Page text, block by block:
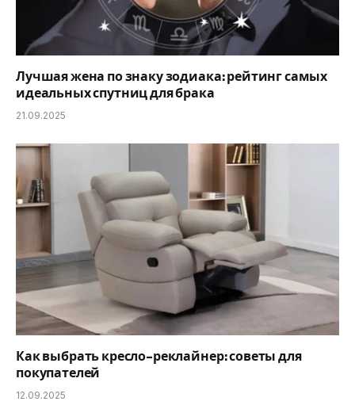
Лучшая жена по знаку зодиака: рейтинг самых
идеальных спутниц для брака
21.09.2025
Как выбрать кресло-реклайнер: советы для
покупателей
12.09.2025